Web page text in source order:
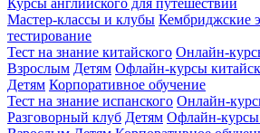
Курсы английского для путешествий
Мастер-классы и клубы Кембриджские
тестирование
Тест на знание китайского Онлайн-
Взрослым Детям Офлайн-курсы
Детям Корпоративное обучение
Тест на знание испанского Онлайн-
Разговорный клуб Детям Офлайн-курсы